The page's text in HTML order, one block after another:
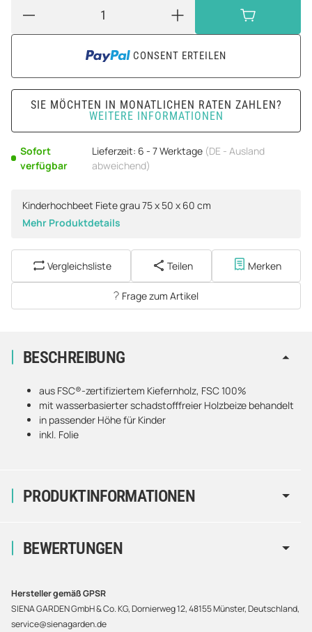
CONSENT ERTEILEN
SIE MÖCHTEN IN MONATLICHEN RATEN ZAHLEN?
WEITERE INFORMATIONEN
Sofort
verfügbar
Lieferzeit: 6 - 7 Werktage (DE - Ausland
abweichend)
Kinderhochbeet Fiete grau 75 x 50 x 60 cm
Mehr Produktdetails
Vergleichsliste Teilen Merken
Frage zum Artikel
PRODUKTINFORMATIONEN
BESCHREIBUNG
aus FSC®-zertifiziertem Kiefernholz, FSC 100%
mit wasserbasierter schadstofffreier Holzbeize behandelt
in passender Höhe für Kinder
inkl. Folie
BEWERTUNGEN
Hersteller gemäß GPSR
SIENA GARDEN GmbH & Co. KG, Dornierweg 12, 48155 Münster, Deutschland,
service@sienagarden.de